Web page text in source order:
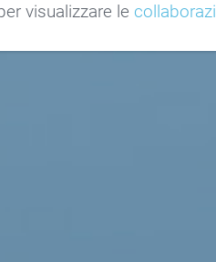
visualizzare le